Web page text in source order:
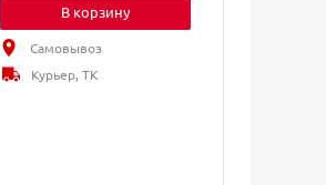
В корзину
Самовывоз
Курьер, ТК